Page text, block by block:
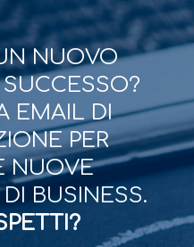
NUOVO
EMAIL DI
PER
NUOVE
BUSINESS.